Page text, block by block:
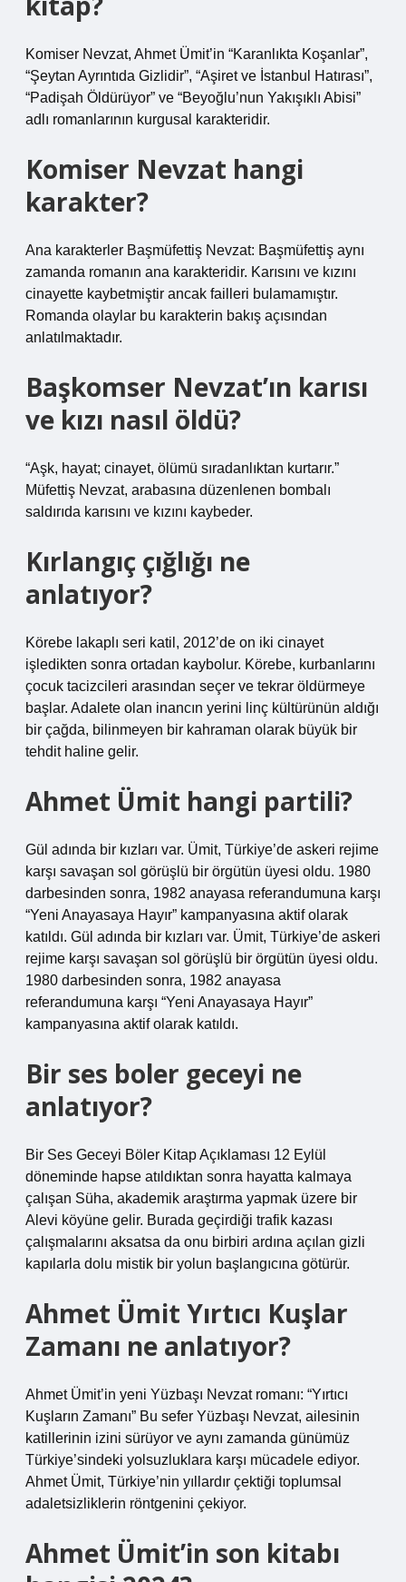
Komiser Nevzat, Ahmet Ümit’in “Karanlıkta Koşanlar”,
“Şeytan Ayrıntıda Gizlidir”, “Aşiret ve İstanbul Hatırası”,
“Padişah Öldürüyor” ve “Beyoğlu’nun Yakışıklı Abisi”
adlı romanlarının kurgusal karakteridir.
Komiser Nevzat hangi
karakter?
Ana karakterler Başmüfettiş Nevzat: Başmüfettiş aynı
zamanda romanın ana karakteridir. Karısını ve kızını
cinayette kaybetmiştir ancak failleri bulamamıştır.
Romanda olaylar bu karakterin bakış açısından
anlatılmaktadır.
Başkomser Nevzat’ın karısı
ve kızı nasıl öldü?
“Aşk, hayat; cinayet, ölümü sıradanlıktan kurtarır.”
Müfettiş Nevzat, arabasına düzenlenen bombalı
saldırıda karısını ve kızını kaybeder.
Kırlangıç çığlığı ne
anlatıyor?
Körebe lakaplı seri katil, 2012’de on iki cinayet
işledikten sonra ortadan kaybolur. Körebe, kurbanlarını
çocuk tacizcileri arasından seçer ve tekrar öldürmeye
başlar. Adalete olan inancın yerini linç kültürünün aldığı
bir çağda, bilinmeyen bir kahraman olarak büyük bir
tehdit haline gelir.
Ahmet Ümit hangi partili?
Gül adında bir kızları var. Ümit, Türkiye’de askeri rejime
karşı savaşan sol görüşlü bir örgütün üyesi oldu. 1980
darbesinden sonra, 1982 anayasa referandumuna karşı
“Yeni Anayasaya Hayır” kampanyasına aktif olarak
katıldı. Gül adında bir kızları var. Ümit, Türkiye’de askeri
rejime karşı savaşan sol görüşlü bir örgütün üyesi oldu.
1980 darbesinden sonra, 1982 anayasa
referandumuna karşı “Yeni Anayasaya Hayır”
kampanyasına aktif olarak katıldı.
Bir ses boler geceyi ne
anlatıyor?
Bir Ses Geceyi Böler Kitap Açıklaması 12 Eylül
döneminde hapse atıldıktan sonra hayatta kalmaya
çalışan Süha, akademik araştırma yapmak üzere bir
Alevi köyüne gelir. Burada geçirdiği trafik kazası
çalışmalarını aksatsa da onu birbiri ardına açılan gizli
kapılarla dolu mistik bir yolun başlangıcına götürür.
Ahmet Ümit Yırtıcı Kuşlar
Zamanı ne anlatıyor?
Ahmet Ümit’in yeni Yüzbaşı Nevzat romanı: “Yırtıcı
Kuşların Zamanı” Bu sefer Yüzbaşı Nevzat, ailesinin
katillerinin izini sürüyor ve aynı zamanda günümüz
Türkiye’sindeki yolsuzluklara karşı mücadele ediyor.
Ahmet Ümit, Türkiye’nin yıllardır çektiği toplumsal
adaletsizliklerin röntgenini çekiyor.
Ahmet Ümit’in son kitabı